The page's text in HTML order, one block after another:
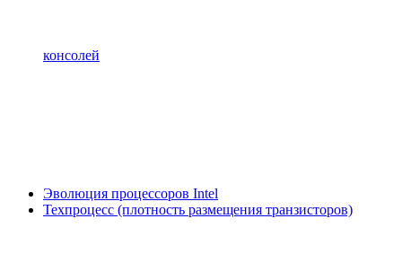
консолей
Эволюция процессоров Intel
Техпроцесс (плотность размещения транзисторов)